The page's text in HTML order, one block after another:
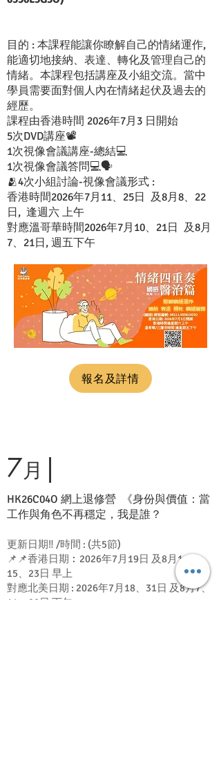
目的 : 本課程能讓你瞭解自己的情緒運作,
能適切地接納、表達、轉化及管理自己的
情緒。本課程包括講座及小組交流。當中
學員需要面對個人內在情緒起伏及過去的
經歷。
課程由香港時間 2026年7月3 日開始
5次DVD講座📽️
1次視像會議講座-總結💻
1次視像會議答問💻🗣️
🫂4次小組討論-視像會議形式 :
香港時間2026年7月11、25日 及8月8、22
日, 逢週六 上午
對應溫哥華時間2026年7月10、21日 及8月
7、21日, 週五下午
報名及詳情
7月 |
HK26C04O 網上退修營 《身份與價值：當
工作與角色不再穩定，我是誰？
更新日期‼️ /時間 : (共5節)
📌📌香港日期︰2026年7月19日 及8月1、8、
15、23日 早上
對應北美日期 : 2026年7月18、31日 及8月7、
14、22日 下午